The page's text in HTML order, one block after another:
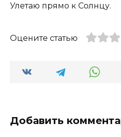
Улетаю прямо к Солнцу.
Оцените статью
Добавить